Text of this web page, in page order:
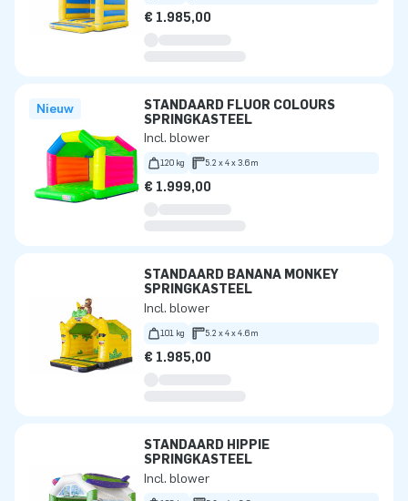
€ 1.985,00
Nieuw
STANDAARD FLUOR COLOURS
SPRINGKASTEEL
Incl. blower
120 kg 5.2 x 4 x 3.6m
€ 1.999,00
STANDAARD BANANA MONKEY
SPRINGKASTEEL
Incl. blower
101 kg 5.2 x 4 x 4.6m
€ 1.985,00
STANDAARD HIPPIE
SPRINGKASTEEL
Incl. blower